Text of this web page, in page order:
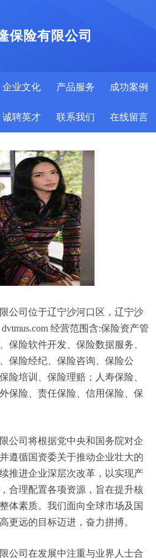
保险有限公司
企业文化 产品服务 成功案例
诚聘英才 联系我们 在线留言
公司位于辽宁沙河口区，辽宁沙
经营范围含:保险资产管
保险软件开发、保险数据服务、
保险经纪、保险咨询、保险公
险培训、保险理赔；人寿保险、
保险、责任保险、信用保险、保
公司将根据党中央和国务院对企
遵循国资委关于推动企业壮大的
推进企业深层次改革，以实现产
合理配置各项资源，旨在提升核
体素质。我们面向全球市场及国
更远的目标迈进，奋力拼搏。
公司在发展中注重与业界人士合